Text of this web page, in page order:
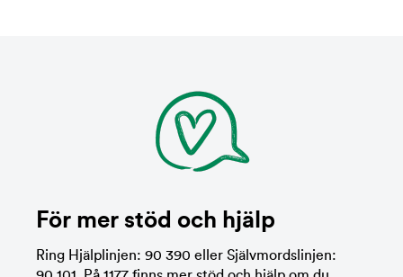
För mer stöd och hjälp
Ring Hjälplinjen: 90 390 eller Självmordslinjen: